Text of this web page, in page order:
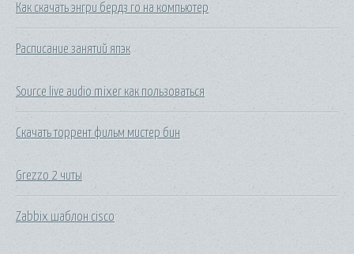
Как скачать энгри бердз го на компьютер
Расписание занятий япэк
Source live audio mixer как пользоваться
Скачать торрент фильм мистер бин
Grezzo 2 читы
Zabbix шаблон cisco